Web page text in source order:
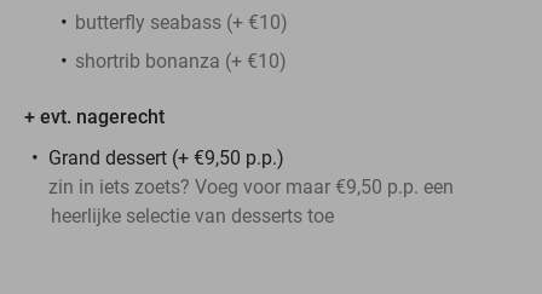
butterfly seabass (+ €10)
shortrib bonanza (+ €10)
+ evt. nagerecht
Grand dessert (+ €9,50 p.p.)
zin in iets zoets? Voeg voor maar €9,50 p.p. een
heerlijke selectie van desserts toe